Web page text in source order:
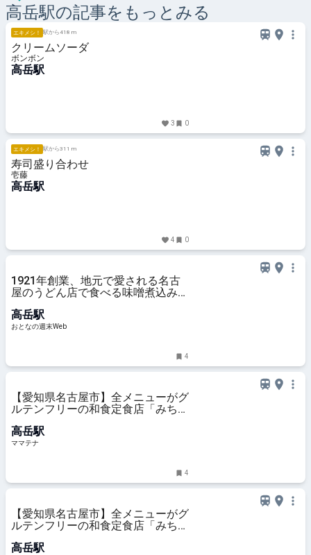
高岳駅の記事をもっとみる
エキメシ！ 駅から418 m
クリームソーダ
ボンボン
高岳駅
3 0
エキメシ！ 駅から311 m
寿司盛り合わせ
壱藤
高岳駅
4 0
1921年創業、地元で愛される名古
屋のうどん店で食べる味噌煮込みう
高岳駅
おとなの週末Web
4
【愛知県名古屋市】全メニューがグ
ルテンフリーの和食定食店「みちの
| ママテナ
高岳駅
ママテナ
4
【愛知県名古屋市】全メニューがグ
ルテンフリーの和食定食店「みちの
高岳駅